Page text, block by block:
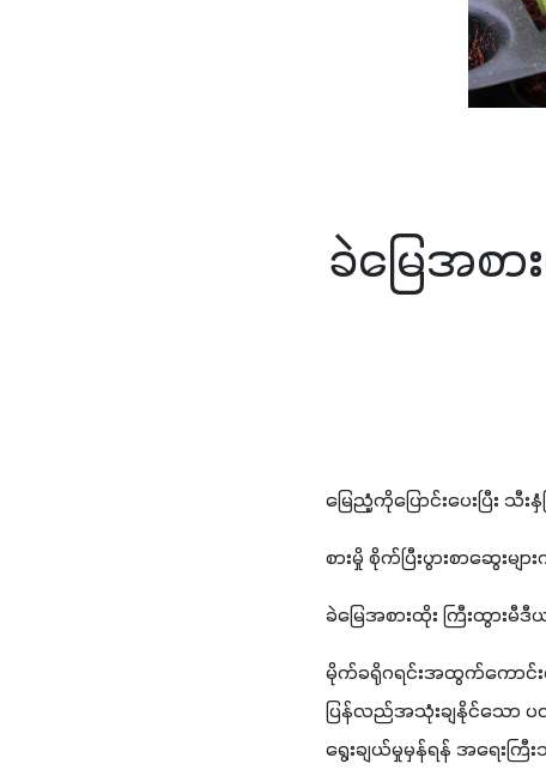
ခဲမြေအစ
မြေညံ့ကိုပြောင်းပေးပြီး
စားမှို စိုက်ပြီးပွားစာဆွေးမျ
ခဲမြေအစားထိုး ကြီးထွား
မိုက်ခရိုဂရင်းအထွက်ကောင်း
ပြန်လည်အသုံးချနိုင်သော ပ
ရွေးချယ်မှုမှန်ရန် အရေးက